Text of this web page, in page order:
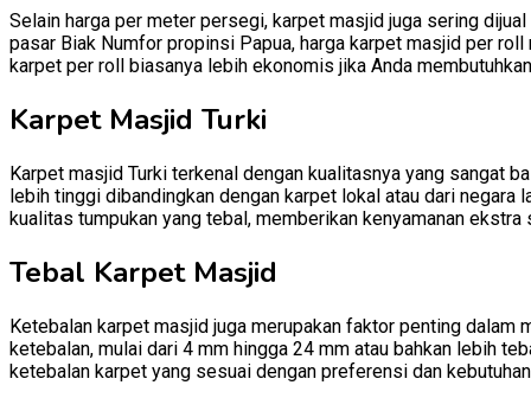
Selain harga per meter persegi, karpet masjid juga sering
pasar Biak Numfor propinsi Papua, harga karpet masjid per
karpet per roll biasanya lebih ekonomis jika Anda
Karpet Masjid Turki
Karpet masjid Turki terkenal dengan kualitasnya yang sangat
lebih tinggi dibandingkan dengan karpet lokal atau dari negara
kualitas tumpukan yang tebal, memberikan kenyamanan
Tebal Karpet Masjid
Ketebalan karpet masjid juga merupakan faktor penting
ketebalan, mulai dari 4 mm hingga 24 mm atau bahkan lebih
ketebalan karpet yang sesuai dengan preferensi dan